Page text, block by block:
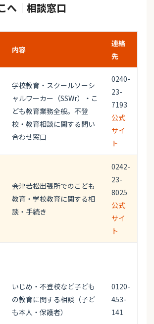
へ｜相談窓口
内容
連絡
先
学校教育・スクールソーシ
ャルワーカー（SSWr）・こ
ども教育業務全般。不登
校・教育相談に関する問い
合わせ窓口
0240-
23-
7193
公式
サイ
ト
会津若松出張所でのこども
教育・学校教育に関する相
談・手続き
0242-
23-
8025
公式
サイ
ト
いじめ・不登校など子ども
の教育に関する相談（子ど
も本人・保護者）
0120-
453-
141